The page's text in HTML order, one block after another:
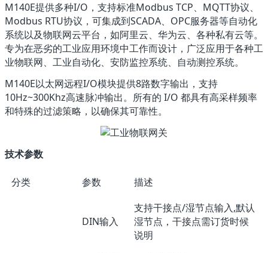
M140E提供多种I/O，支持标准Modbus TCP、MQTT协议、
Modbus RTU协议，可集成到SCADA、OPC服务器等自动化
系统以及物联网云平台，如阿里云、华为云、各种私有云等。
专为在恶劣的工业应用环境中工作而设计，广泛应用于各种工
业物联网、工业自动化、安防监控系统、自动测控系统。
M140E以太网远程I/O模块提供8路数字输出，支持
10Hz~300Khz高速脉冲输出。所有的 I/O 都具有高采样频率
和特殊的过滤策略，以确保其可靠性。
技术参数
分类 参数 描述
DIN输入
支持干接点/湿节点输入,默认
湿节点，干接点需订货时候
说明